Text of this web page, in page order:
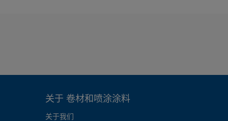
关于 卷材和喷涂涂料
关于我们